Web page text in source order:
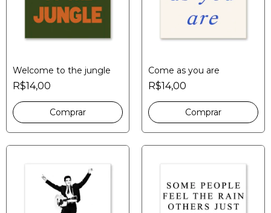
Welcome to the jungle
R$14,00
Come as you are
R$14,00